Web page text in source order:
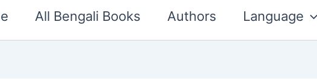
All Bengali Books Authors Language